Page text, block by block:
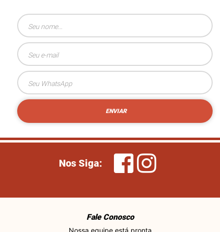
ENVIAR
Nos Siga:
Fale Conosco
Nossa equipe está pronta